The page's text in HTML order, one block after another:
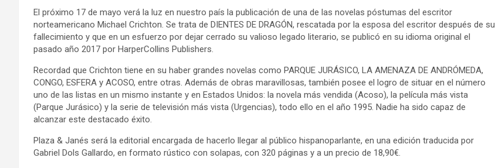
El próximo 17 de mayo verá la luz en nuestro país la publicación de una de las novelas póstumas del escritor
norteamericano Michael Crichton. Se trata de DIENTES DE DRAGÓN, rescatada por la esposa del escritor después de su
fallecimiento y que en un esfuerzo por dejar cerrado su valioso legado literario, se publicó en su idioma original el
pasado año 2017 por HarperCollins Publishers.
Recordad que Crichton tiene en su haber grandes novelas como PARQUE JURÁSICO, LA AMENAZA DE ANDRÓMEDA,
CONGO, ESFERA y ACOSO, entre otras. Además de obras maravillosas, también posee el logro de situar en el número
uno de las listas en un mismo instante y en Estados Unidos: la novela más vendida (Acoso), la película más vista
(Parque Jurásico) y la serie de televisión más vista (Urgencias), todo ello en el año 1995. Nadie ha sido capaz de
alcanzar este destacado éxito.
Plaza & Janés será la editorial encargada de hacerlo llegar al público hispanoparlante, en una edición traducida por
Gabriel Dols Gallardo, en formato rústico con solapas, con 320 páginas y a un precio de 18,90€.